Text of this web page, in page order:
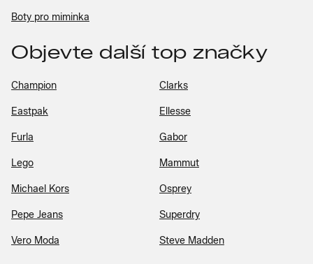
Boty pro miminka
Objevte další top značky
Champion Clarks
Eastpak Ellesse
Furla Gabor
Lego Mammut
Michael Kors Osprey
Pepe Jeans Superdry
Vero Moda Steve Madden